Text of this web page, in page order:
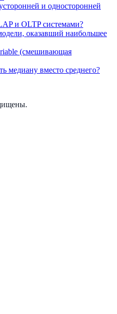
и односторонней
и OLTP системами?
оказавший наибольшее
(смешивающая
медиану вместо среднего?